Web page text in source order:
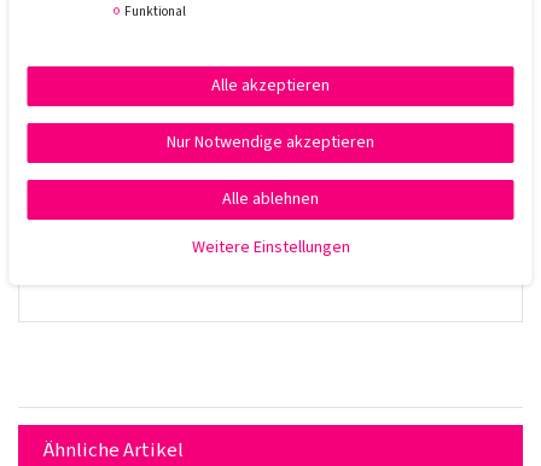
Ähnliche Artikel
Funktional
Alle akzeptieren
Nur Notwendige akzeptieren
Alle ablehnen
Weitere Einstellungen